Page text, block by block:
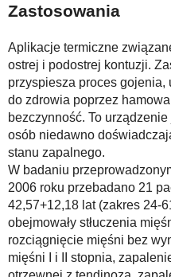
Zastosowania
Aplikacje termiczne
ostrej i podostrej kontuzji.
przyspiesza proces
do zdrowia poprzez
bezczynność. To
osób niedawno
stanu zapalnego.
W badaniu
2006 roku przebadano 21
42,57+12,18 lat (zakres 24-
obejmowały stłuczenia
rozciągnięcie mięśni bez
mięśni I i II stopnia,